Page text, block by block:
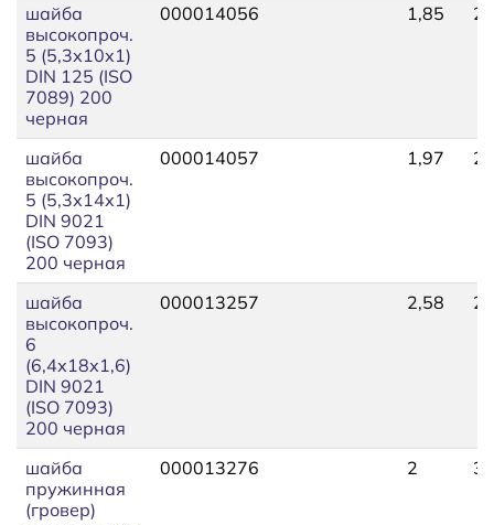
шайба
высокопроч.
5 (5,3х10х1)
DIN 125 (ISO
7089) 200
черная
000014056 1,85
шайба
высокопроч.
5 (5,3х14х1)
DIN 9021
(ISO 7093)
200 черная
000014057 1,97
шайба
высокопроч.
6
(6,4х18х1,6)
DIN 9021
(ISO 7093)
200 черная
000013257 2,58
шайба
пружинная
(гровер)
000013276 2